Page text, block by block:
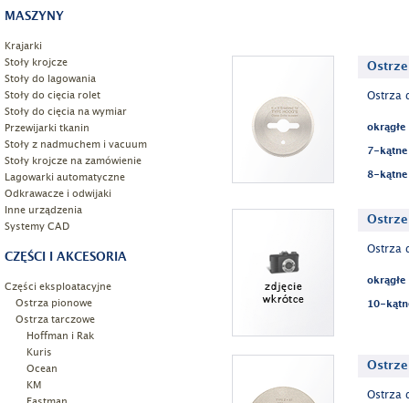
MASZYNY
Krajarki
Stoły krojcze
Stoły do lagowania
Stoły do cięcia rolet
Stoły do cięcia na wymiar
Przewijarki tkanin
Stoły z nadmuchem i vacuum
Stoły krojcze na zamówienie
Lagowarki automatyczne
Odkrawacze i odwijaki
Inne urządzenia
Systemy CAD
CZĘŚCI I AKCESORIA
Części eksploatacyjne
Ostrza pionowe
Ostrza tarczowe
Hoffman i Rak
Kuris
Ocean
KM
Ostrza
okrągłe
7-kątne
8-kątne
Ostrza
okrągłe
10-
Ostrza